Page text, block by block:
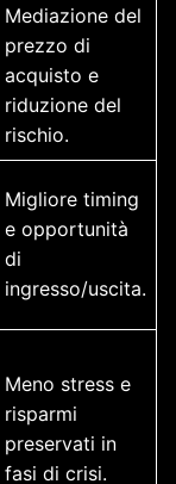
Mediazione del
prezzo di
acquisto e
riduzione del
rischio.
Migliore timing
e opportunità
di
ingresso/uscita.
Meno stress e
risparmi
preservati in
fasi di crisi.